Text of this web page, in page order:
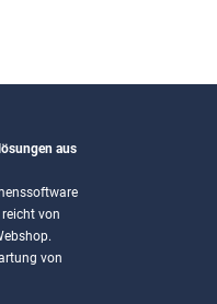
aus
von
von